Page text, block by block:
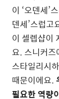
이 ‘오덴세’
덴세’스럽고
이 셀렙샵이
요. 스니커즈
스타일리시
때문이에요.
필요한 역량